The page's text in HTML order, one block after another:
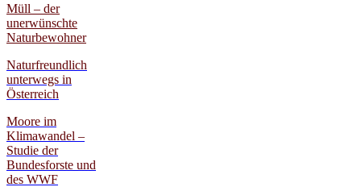
Müll – der
unerwünschte
Naturbewohner
Naturfreundlich
unterwegs in
Österreich
Moore im
Klimawandel –
Studie der
Bundesforste und
des WWF